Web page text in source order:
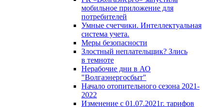
мобильное приложение для
потребителей
Умные счетчики. Интеллектуальная
система учета.
Меры безопасности
Злостный неплательщик? Злись
в темноте
Нерабочие дни в АО
"Волгаэнергосбыт"
Начало отопительного сезона 2021-
2022
Изменение с 01.07.2021г. тарифов